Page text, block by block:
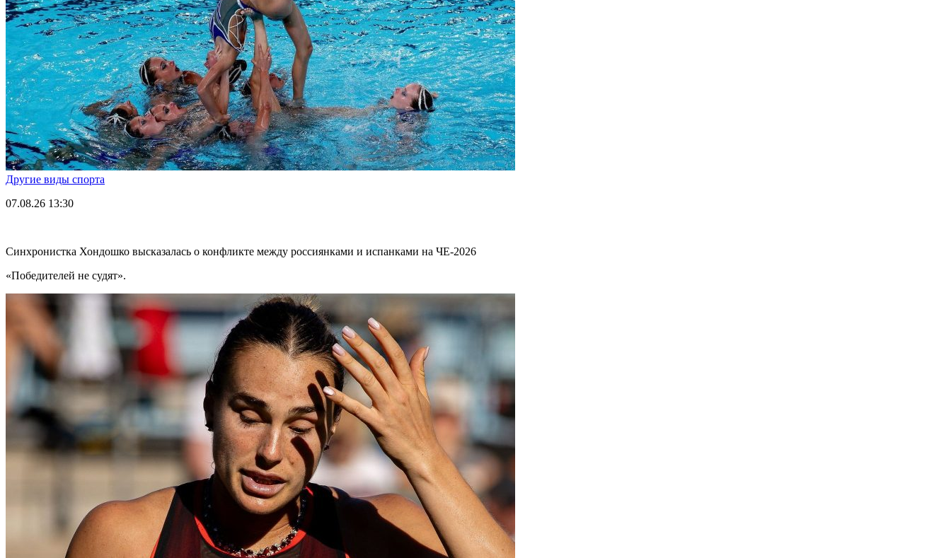
Другие виды спорта
07.08.26 13:30
Синхронистка Хондошко высказалась о конфликте между россиянками и испанками на ЧЕ-2026
«Победителей не судят».